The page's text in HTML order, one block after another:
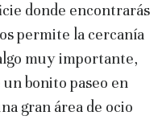
donde encontrarás
permite la cercanía
muy importante,
bonito paseo en
gran área de ocio